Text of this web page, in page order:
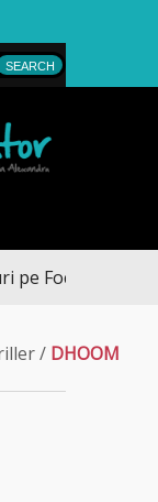
Focus+
/ DHOOM